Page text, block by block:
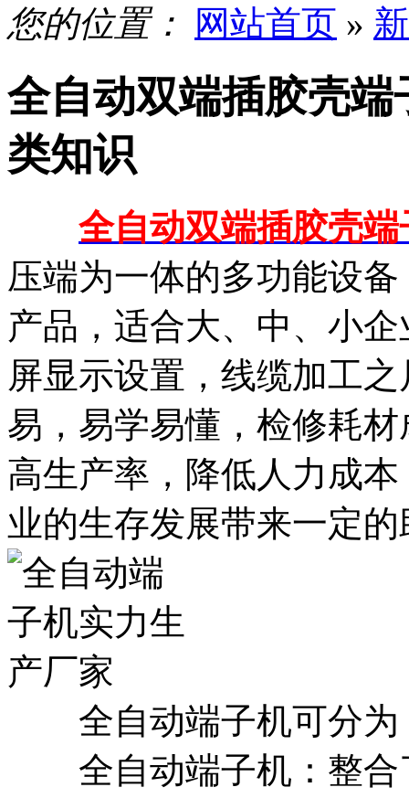
您的位置： 网站首页 »
全自动双端插胶壳
类知识
全自动双端插胶壳端
压端为一体的多功能设
产品，适合大、中、小
屏显示设置，线缆加工
易，易学易懂，检修耗
高生产率，降低人力成
业的生存发展带来一定的
全自动端子机可分为
全自动端子机：整合